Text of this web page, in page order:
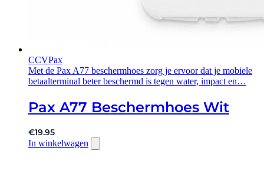
CCVPax
Met de Pax A77 beschermhoes zorg je ervoor dat je mobiele
betaalterminal beter beschermd is tegen water, impact en…
Pax A77 Beschermhoes Wit
€19.95
In winkelwagen